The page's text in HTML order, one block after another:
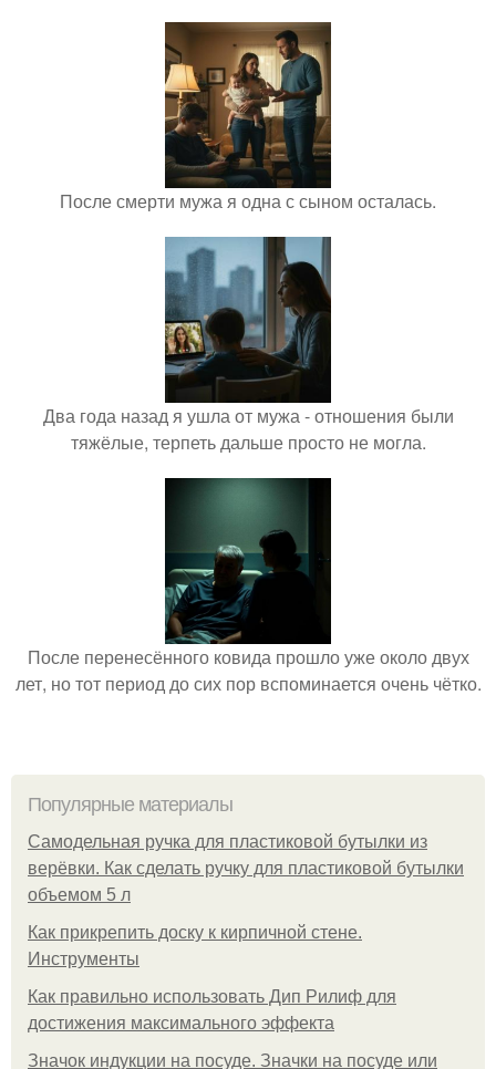
После смерти мужа я одна с сыном осталась.
Два года назад я ушла от мужа - отношения были
тяжёлые, терпеть дальше просто не могла.
После перенесённого ковида прошло уже около двух
лет, но тот период до сих пор вспоминается очень чётко.
Популярные материалы
Самодельная ручка для пластиковой бутылки из
верёвки. Как сделать ручку для пластиковой бутылки
объемом 5 л
Как прикрепить доску к кирпичной стене.
Инструменты
Как правильно использовать Дип Рилиф для
достижения максимального эффекта
Значок индукции на посуде. Значки на посуде или